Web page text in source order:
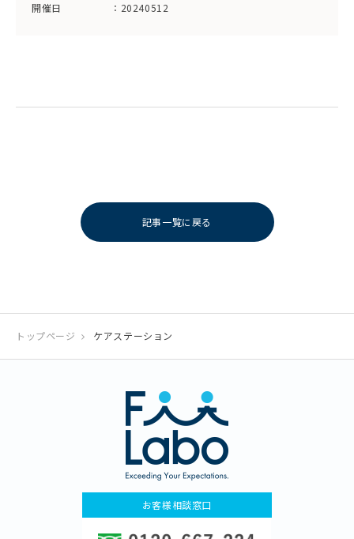
開催日 ：20240512
記事一覧に戻る
トップページ ケアステーション
お客様相談窓口